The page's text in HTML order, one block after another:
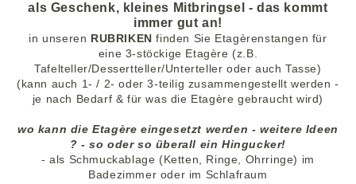
als Geschenk, kleines Mitbringsel - das kommt
immer gut an!
in unseren RUBRIKEN finden Sie Etagèrenstangen für
eine 3-stöckige Etagère (z.B.
Tafelteller/Dessertteller/Unterteller oder auch Tasse)
(kann auch 1- / 2- oder 3-teilig zusammengestellt werden -
je nach Bedarf & für was die Etagère gebraucht wird)
wo kann die Etagère eingesetzt werden - weitere Ideen
? - so oder so überall ein Hingucker!
- als Schmuckablage (Ketten, Ringe, Ohrringe) im
Badezimmer oder im Schlafraum